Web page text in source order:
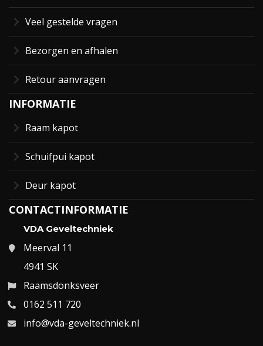
Veel gestelde vragen
Bezorgen en afhalen
Retour aanvragen
INFORMATIE
Raam kapot
Schuifpui kapot
Deur kapot
CONTACTINFORMATIE
VDA Geveltechniek
Meerval 11
4941 SK
Raamsdonksveer
0162 511 720
info@vda-geveltechniek.nl